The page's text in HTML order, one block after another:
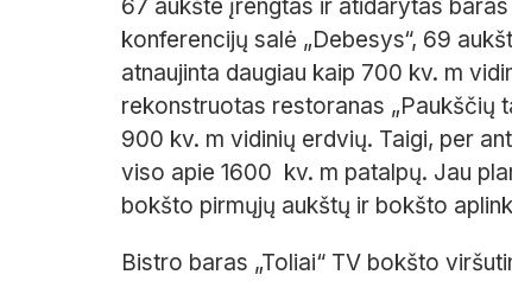
67 aukšte įrengtas ir atidarytas baras
konferencijų salė „Debesys“, 69
atnaujinta daugiau kaip 700 kv. m
rekonstruotas restoranas „Paukščių
900 kv. m vidinių erdvių. Taigi, per
viso apie 1600 kv. m patalpų. Jau
bokšto pirmųjų aukštų ir bokšto
Bistro baras „Toliai“ TV bokšto